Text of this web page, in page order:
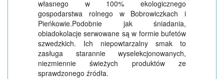
własnego w 100% ekologicznego
gospodarstwa rolnego w Bobrowiczkach i
Pieńkowie.Podobnie jak śniadania,
obiadokolacje serwowane są w formie bufetów
szwedzkich. Ich niepowtarzalny smak to
zasługa starannie wyselekcjonowanych,
niezmiennie świeżych produktów ze
sprawdzonego źródła.